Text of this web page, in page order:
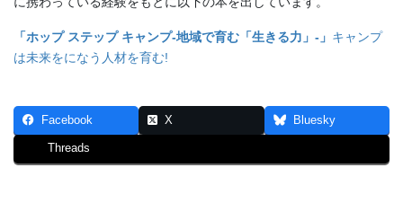
「ホップ ステップ キャンプ-地域で育む「生きる力」-」 キャンプ
は未来をになう人材を育む!
Facebook X Bluesky
Threads